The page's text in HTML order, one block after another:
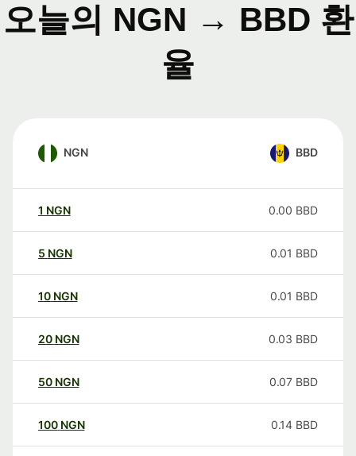
오늘의 NGN → BBD 환
율
NGN BBD
1 NGN 0.00 BBD
5 NGN 0.01 BBD
10 NGN 0.01 BBD
20 NGN 0.03 BBD
50 NGN 0.07 BBD
100 NGN 0.14 BBD